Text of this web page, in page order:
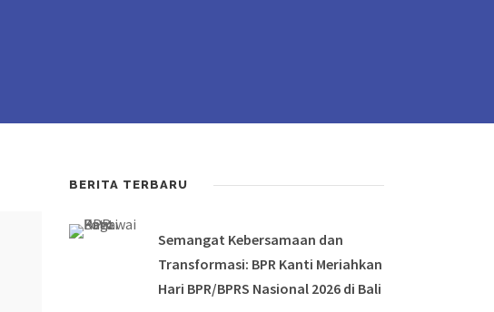
BERITA TERBARU
Semangat Kebersamaan dan
Transformasi: BPR Kanti Meriahkan
Hari BPR/BPRS Nasional 2026 di Bali